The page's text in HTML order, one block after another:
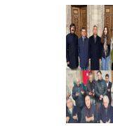
Hayırlı